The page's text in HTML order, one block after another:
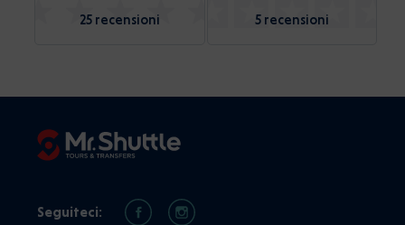
25 recensioni 5 recensioni
Seguiteci: